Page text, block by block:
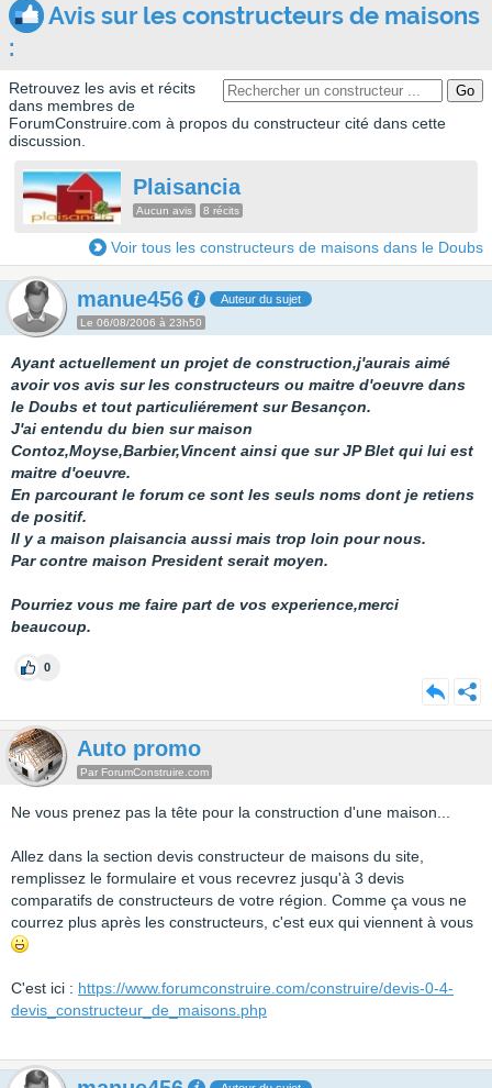
Avis sur les constructeurs de maisons
:
Retrouvez les avis et récits
dans membres de
ForumConstruire.com à propos du constructeur cité dans cette
discussion.
Plaisancia
Aucun avis 8 récits
Voir tous les constructeurs de maisons dans le Doubs
manue456 Auteur du sujet
Le 06/08/2006 à 23h50
Ayant actuellement un projet de construction,j'aurais aimé
avoir vos avis sur les constructeurs ou maitre d'oeuvre dans
le Doubs et tout particuliérement sur Besançon.
J'ai entendu du bien sur maison
Contoz,Moyse,Barbier,Vincent ainsi que sur JP Blet qui lui est
maitre d'oeuvre.
En parcourant le forum ce sont les seuls noms dont je retiens
de positif.
Il y a maison plaisancia aussi mais trop loin pour nous.
Par contre maison President serait moyen.
Pourriez vous me faire part de vos experience,merci
beaucoup.
0
Auto promo
Par ForumConstruire.com
Ne vous prenez pas la tête pour la construction d'une maison...
Allez dans la section devis constructeur de maisons du site,
remplissez le formulaire et vous recevrez jusqu'à 3 devis
comparatifs de constructeurs de votre région. Comme ça vous ne
courrez plus après les constructeurs, c'est eux qui viennent à vous
C'est ici : https://www.forumconstruire.com/construire/devis-0-4-
devis_constructeur_de_maisons.php